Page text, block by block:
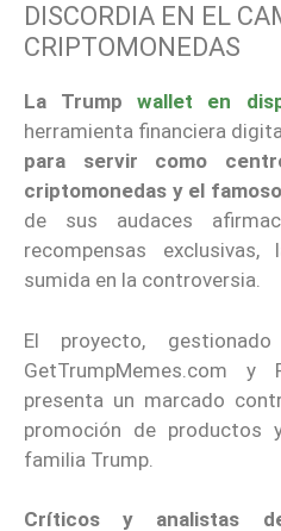
DISCORDIA EN EL
CRIPTOMONEDAS
La Trumpwallet en
herramienta financiera
para servir como
criptomonedas y el
de sus audaces
recompensas
sumida en la controversia.
El proyecto,
GetTrumpMemes.com
presenta un marcado
promoción de productos
familia Trump.
Críticos y analistas